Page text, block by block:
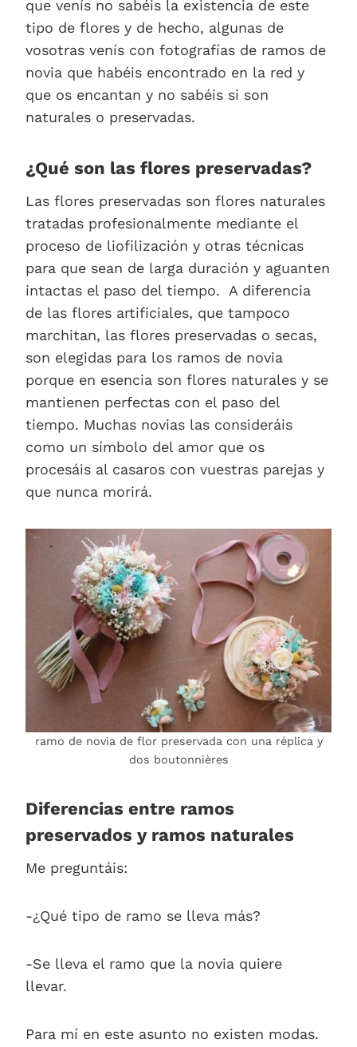
que venís no sabéis la existencia de este
tipo de flores y de hecho, algunas de
vosotras venís con fotografías de ramos de
novia que habéis encontrado en la red y
que os encantan y no sabéis si son
naturales o preservadas.
¿Qué son las flores preservadas?
Las flores preservadas son flores naturales
tratadas profesionalmente mediante el
proceso de liofilización y otras técnicas
para que sean de larga duración y aguanten
intactas el paso del tiempo. A diferencia
de las flores artificiales, que tampoco
marchitan, las flores preservadas o secas,
son elegidas para los ramos de novia
porque en esencia son flores naturales y se
mantienen perfectas con el paso del
tiempo. Muchas novias las consideráis
como un símbolo del amor que os
procesáis al casaros con vuestras parejas y
que nunca morirá.
ramo de novia de flor preservada con una réplica y
dos boutonnières
Diferencias entre ramos
preservados y ramos naturales
Me preguntáis:
-¿Qué tipo de ramo se lleva más?
-Se lleva el ramo que la novia quiere
llevar.
Para mí en este asunto no existen modas.